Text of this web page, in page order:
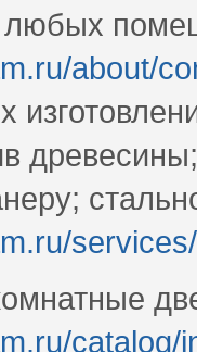
любых
about/
services/